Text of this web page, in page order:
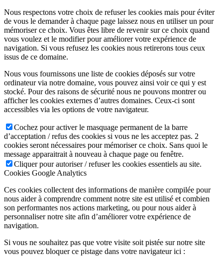
Nous respectons votre choix de refuser les cookies mais pour éviter
de vous le demander à chaque page laissez nous en utiliser un pour
mémoriser ce choix. Vous êtes libre de revenir sur ce choix quand
vous voulez et le modifier pour améliorer votre expérience de
navigation. Si vous refusez les cookies nous retirerons tous ceux
issus de ce domaine.
Nous vous fournissons une liste de cookies déposés sur votre
ordinateur via notre domaine, vous pouvez ainsi voir ce qui y est
stocké. Pour des raisons de sécurité nous ne pouvons montrer ou
afficher les cookies externes d’autres domaines. Ceux-ci sont
accessibles via les options de votre navigateur.
Cochez pour activer le masquage permanent de la barre
d’acceptation / refus des cookies si vous ne les acceptez pas. 2
cookies seront nécessaires pour mémoriser ce choix. Sans quoi le
message apparaitrait à nouveau à chaque page ou fenêtre.
Cliquer pour autoriser / refuser les cookies essentiels au site.
Cookies Google Analytics
Ces cookies collectent des informations de manière compilée pour
nous aider à comprendre comment notre site est utilisé et combien
son performantes nos actions marketing, ou pour nous aider à
personnaliser notre site afin d’améliorer votre expérience de
navigation.
Si vous ne souhaitez pas que votre visite soit pistée sur notre site
vous pouvez bloquer ce pistage dans votre navigateur ici :